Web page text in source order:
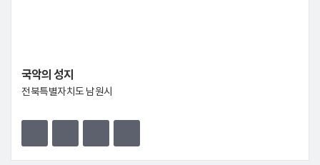
국악의 성지
전북특별자치도 남원시